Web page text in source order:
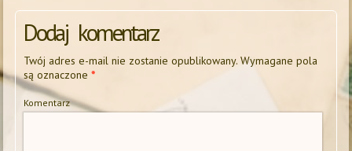
Dodaj komentarz
Twój adres e-mail nie zostanie opublikowany. Wymagane pola
są oznaczone*
Komentarz